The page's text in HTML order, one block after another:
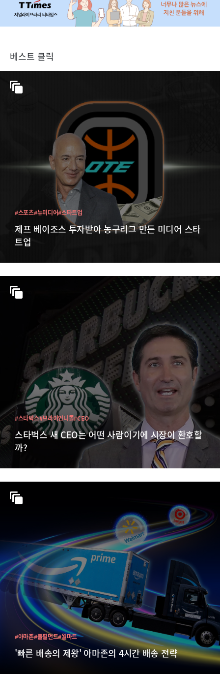
베스트 클릭
제프 베이조스 투자받아 농구리그 만든 미디어 스타
트업
#스포츠#뉴미디어#스타트업
스타벅스 새 CEO는 어떤 사람이기에 시장이 환호할
까?
#스타벅스#브라이언니콜#CEO
'빠른 배송의 제왕' 아마존의 4시간 배송 전략
#아마존#풀필먼트#월마트